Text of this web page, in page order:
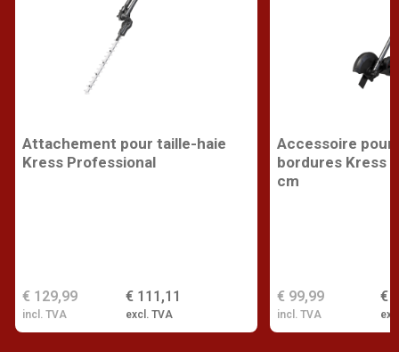
Attachement pour taille-haie
Kress Professional
€ 111,11
excl. TVA
€ 129,99
incl. TVA
Accessoire pour
bordures Kress
cm
€
€ 99,99
incl. TVA